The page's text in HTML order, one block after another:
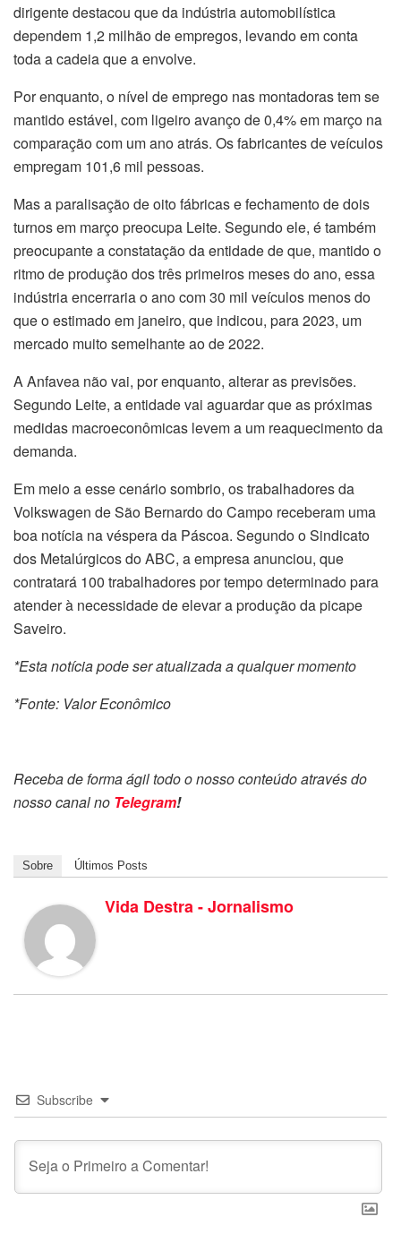
dirigente destacou que da indústria automobilística
dependem 1,2 milhão de empregos, levando em conta
toda a cadeia que a envolve.
Por enquanto, o nível de emprego nas montadoras tem se
mantido estável, com ligeiro avanço de 0,4% em março na
comparação com um ano atrás. Os fabricantes de veículos
empregam 101,6 mil pessoas.
Mas a paralisação de oito fábricas e fechamento de dois
turnos em março preocupa Leite. Segundo ele, é também
preocupante a constatação da entidade de que, mantido o
ritmo de produção dos três primeiros meses do ano, essa
indústria encerraria o ano com 30 mil veículos menos do
que o estimado em janeiro, que indicou, para 2023, um
mercado muito semelhante ao de 2022.
A Anfavea não vai, por enquanto, alterar as previsões.
Segundo Leite, a entidade vai aguardar que as próximas
medidas macroeconômicas levem a um reaquecimento da
demanda.
Em meio a esse cenário sombrio, os trabalhadores da
Volkswagen de São Bernardo do Campo receberam uma
boa notícia na véspera da Páscoa. Segundo o Sindicato
dos Metalúrgicos do ABC, a empresa anunciou, que
contratará 100 trabalhadores por tempo determinado para
atender à necessidade de elevar a produção da picape
Saveiro.
*Esta notícia pode ser atualizada a qualquer momento
*Fonte: Valor Econômico
Receba de forma ágil todo o nosso conteúdo através do
nosso canal no Telegram!
Sobre Últimos Posts
Vida Destra - Jornalismo
Subscribe